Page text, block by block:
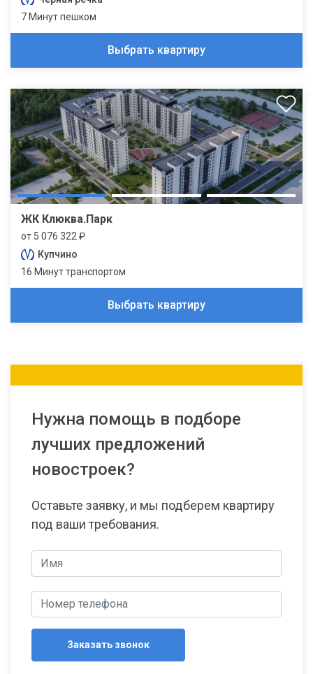
7 Минут пешком
Выбрать квартиру
ЖК Клюква.Парк
от 5 076 322 ₽
Купчино
16 Минут транспортом
Выбрать квартиру
Нужна помощь в подборе
лучших предложений
новостроек?
Оставьте заявку, и мы подберем квартиру
под ваши требования.
Заказать звонок